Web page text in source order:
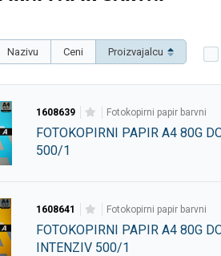
Nazivu Ceni Proizvajalcu
1608639 fotokopirni papir barvni
FOTOKOPIRNI PAPIR A4 80G
500/1
1608641 fotokopirni papir barvni
FOTOKOPIRNI PAPIR A4 80G
INTENZIV 500/1